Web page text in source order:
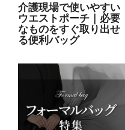
介護現場で使いやすい
ウエストポーチ｜必要
なものをすぐ取り出せ
る便利バッグ